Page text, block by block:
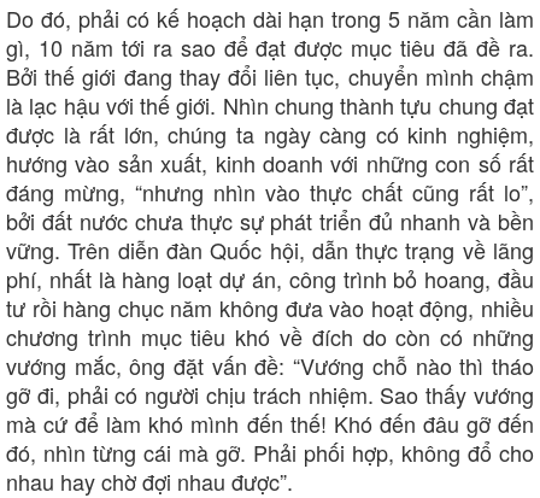
Do đó, phải có kế hoạch dài hạn trong 5 năm cần làm
gì, 10 năm tới ra sao để đạt được mục tiêu đã đề ra.
Bởi thế giới đang thay đổi liên tục, chuyển mình chậm
là lạc hậu với thế giới. Nhìn chung thành tựu chung đạt
được là rất lớn, chúng ta ngày càng có kinh nghiệm,
hướng vào sản xuất, kinh doanh với những con số rất
đáng mừng, “nhưng nhìn vào thực chất cũng rất lo”,
bởi đất nước chưa thực sự phát triển đủ nhanh và bền
vững. Trên diễn đàn Quốc hội, dẫn thực trạng về lãng
phí, nhất là hàng loạt dự án, công trình bỏ hoang, đầu
tư rồi hàng chục năm không đưa vào hoạt động, nhiều
chương trình mục tiêu khó về đích do còn có những
vướng mắc, ông đặt vấn đề: “Vướng chỗ nào thì tháo
gỡ đi, phải có người chịu trách nhiệm. Sao thấy vướng
mà cứ để làm khó mình đến thế! Khó đến đâu gỡ đến
đó, nhìn từng cái mà gỡ. Phải phối hợp, không đổ cho
nhau hay chờ đợi nhau được”.